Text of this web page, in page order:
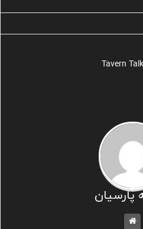
Tavern
پارسیان